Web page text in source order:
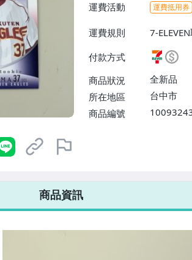
運費活動 運費抵用券
運費規則
7-
$38】、
【單件運
$60】
付款方式
商品狀況
全新品
所在地區
台中市
商品編號
商品資訊